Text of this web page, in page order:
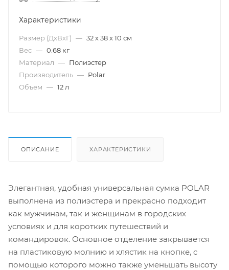
Характеристики
Размер (ДхВхГ) — 32 х 38 х 10 см
Вес — 0.68 кг
Материал — Полиэстер
Производитель — Polar
Объем — 12 л
ОПИСАНИЕ ХАРАКТЕРИСТИКИ
Элегантная, удобная универсальная сумка POLAR
выполнена из полиэстера и прекрасно подходит
как мужчинам, так и женщинам в городских
условиях и для коротких путешествий и
командировок. Основное отделение закрывается
на пластиковую молнию и хлястик на кнопке, c
помощью которого можно также уменьшать высоту